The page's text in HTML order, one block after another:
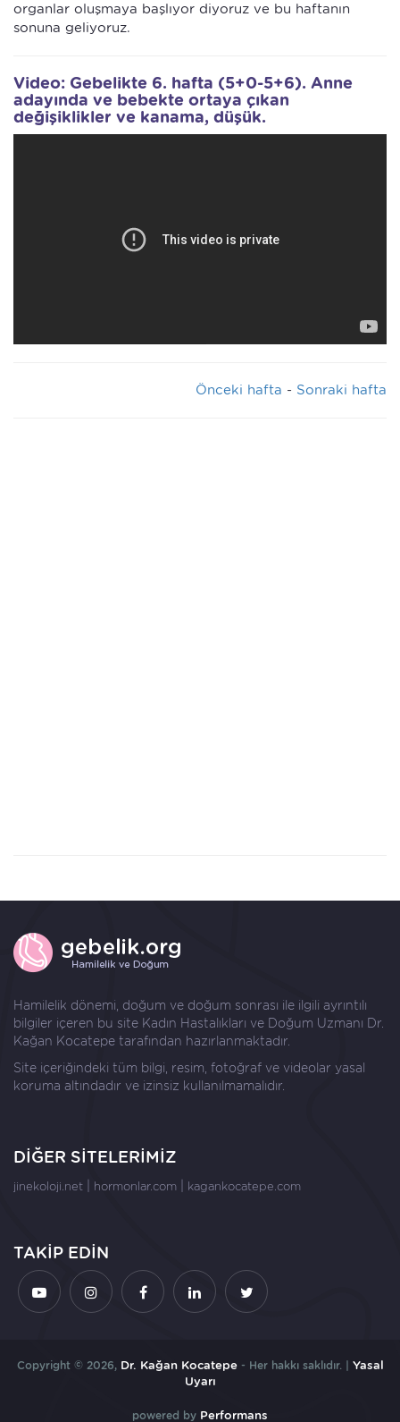
organlar oluşmaya başlıyor diyoruz ve bu haftanın
sonuna geliyoruz.
Video: Gebelikte 6. hafta (5+0-5+6). Anne
adayında ve bebekte ortaya çıkan
değişiklikler ve kanama, düşük.
Önceki hafta - Sonraki hafta
Hamilelik dönemi, doğum ve doğum sonrası ile ilgili ayrıntılı
bilgiler içeren bu site Kadın Hastalıkları ve Doğum Uzmanı Dr.
Kağan Kocatepe tarafından hazırlanmaktadır.
Site içeriğindeki tüm bilgi, resim, fotoğraf ve videolar yasal
koruma altındadır ve izinsiz kullanılmamalıdır.
DİĞER SİTELERİMİZ
jinekoloji.net hormonlar.com kagankocatepe.com
TAKİP EDİN
Copyright © 2026, Dr. Kağan Kocatepe- Her hakkı saklıdır. | Yasal
Uyarı
powered by Performans